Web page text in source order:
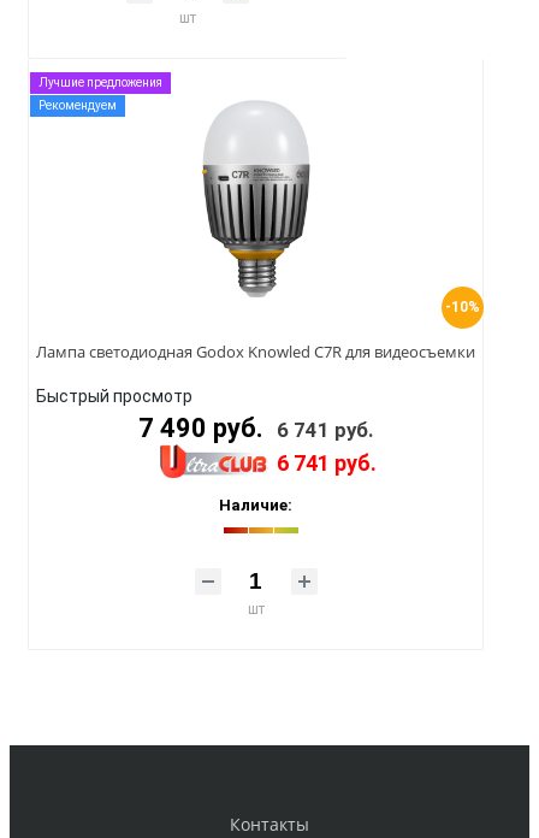
шт
-10%
Лучшие предложения
Рекомендуем
Лампа светодиодная Godox Knowled C7R для видеосъемки
Быстрый просмотр
7 490 руб. 6 741 руб.
6 741 руб.
Наличие:
шт
Контакты